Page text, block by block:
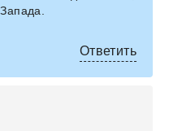
Ответить